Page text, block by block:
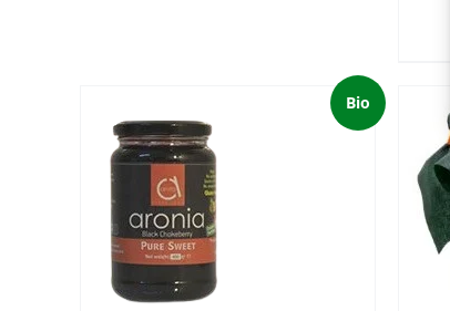
Bio
ΠΡΟΣΘΉΚΗ ΣΤΟ ΚΑΛΆΘΙ
ΛΕΠΤΟΜΈΡΕΙΕΣ